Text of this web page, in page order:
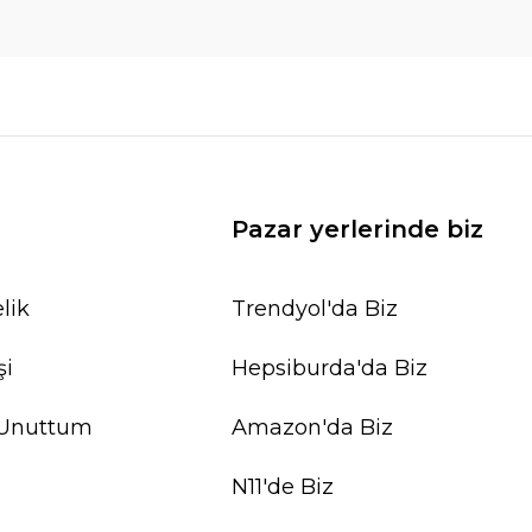
Pazar yerlerinde biz
Trendyol'da Biz
Hepsiburda'da Biz
Amazon'da Biz
N11'de Biz